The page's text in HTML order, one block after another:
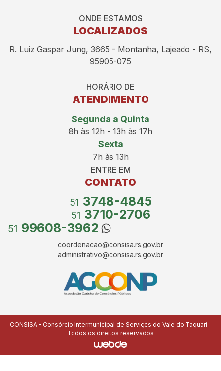
ENTRE EM
CONTATO
51 3748-4845
51 3710-2706
51 99608-3962
coordenacao@consisa.rs.gov.br
administrativo@consisa.rs.gov.br
ONDE ESTAMOS
LOCALIZADOS
R. Luiz Gaspar Jung, 3665 - Montanha, Lajeado - RS,
95905-075
HORÁRIO DE
ATENDIMENTO
Segunda a Quinta
8h às 12h - 13h às 17h
Sexta
7h às 13h
CONSISA - Consórcio Intermunicipal de Serviços do Vale do Taquari -
Todos os direitos reservados